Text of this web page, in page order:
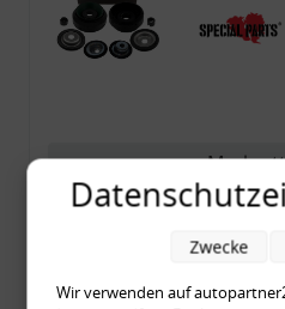
Zum
Wir verwenden auf
Zwecke